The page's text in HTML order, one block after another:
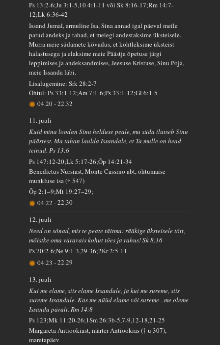
Ps 13:2-6;Jn 3:1-5,10 4:1-11 või Sk 8:16-17;Rm 14:7-
12;Lk 6:36-42
Issand Jumal, armuline Isa, Sina annad igal päeval meile
patud andeks ja tahad, et meiegi andestaksime üksteisele.
Murra meie südamete kõvadus, et kohtleksime üksteist
halastusega ja elaksime meie Päästja õpetuse järgi
leppimises ja andeksandmises, Jeesuse Kristuse, Sinu Poja,
meie Issanda läbi.
Lisalugemine: Srk 28:2-7
Õhtul: Ps 33:1-12;Am 7:1-6;Ps 33:1-12;Gl 6:1-5
04.20-22.32
11. juuli
Kuid mina loodan Sinu helduse peale, mu süda ilutseb Sinu
päästest. Ma tahan laulda Issandale, et Ta mulle on head
teinud. Ps 13:6
Ps 147:12-20;Lk 5:17-26;Õp 14:21-34
Benedictus Nursiast, Monte Cassino abt, õhtumaise
munkluse isa († 547)
Õp 2:1–9;Mt 19:27–29;
04.22-22.30
12. juuli
Need on sõnad, mis te peate täitma: rääkige üksteisele tõtt,
mõistke oma väravais kohut tões ja rahus! Sk 8:16
Ps 70:2-6;Ne 9:1-3,29-36;2Kr 2:5-11
04.23-22.29
13. juuli
Kui me elame, siis elame Issandale, ja kui me sureme, siis
sureme Issandale. Kas me nüüd elame või sureme - me oleme
Issanda päralt. Rm 14:8
Ps 123;Mk 11:20-26;1Sm 26:3b-5,7-9,12-18,21-25
Margareta Antiookiast, märter Antiookias († u 307),
maretapäev